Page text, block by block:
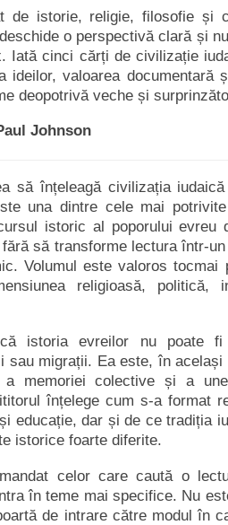
de istorie, religie, filosofie și
o perspectivă clară și
Iată cinci cărți de civilizație
ideilor, valoarea documentară
deopotrivă veche și
Johnson
să înțeleagă civilizația
una dintre cele mai
istoric al poporului evreu
să transforme lectura într-
Volumul este valoros tocmai
religioasă, politică,
că istoria evreilor nu poate
sau migrații. Ea este, în
memoriei colective și a
înțelege cum s-a format
educație, dar și de ce tradiția
istorice foarte diferite.
celor care caută o
în teme mai specifice. Nu
de intrare către modul în